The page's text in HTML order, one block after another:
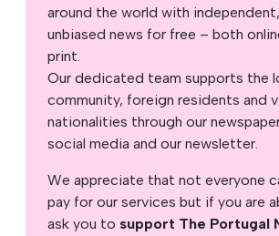
around the world with
unbiased news for free – both
print.
Our dedicated team supports the
community, foreign residents and
nationalities through our
social media and our newsletter.
We appreciate that not everyone
pay for our services but if you are
ask you to support The Portugal